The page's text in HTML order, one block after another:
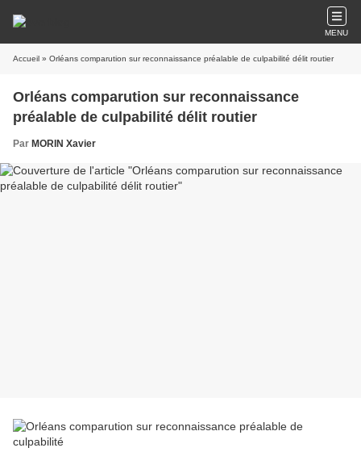
MENU
Accueil » Orléans comparution sur reconnaissance préalable de culpabilité délit routier
Orléans comparution sur reconnaissance
préalable de culpabilité délit routier
Par MORIN Xavier